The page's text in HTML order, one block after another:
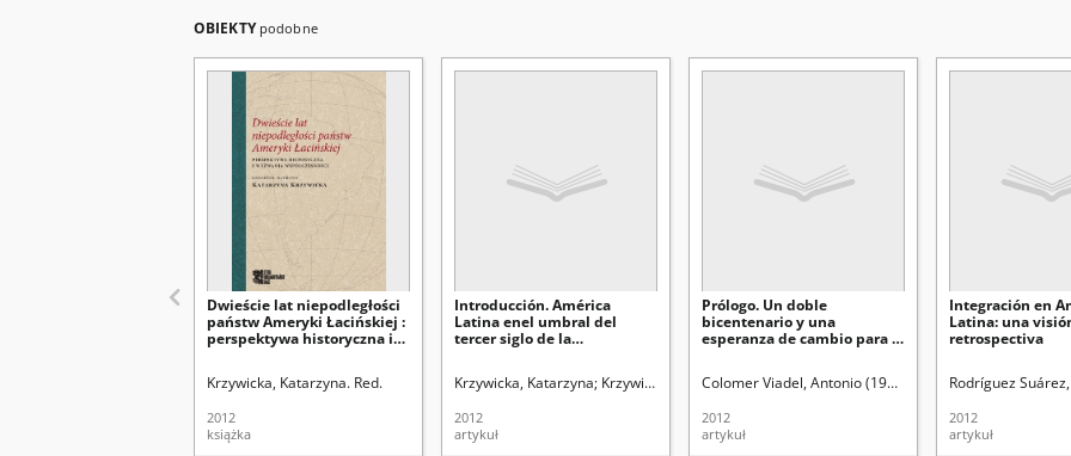
OBIEKTY podobne
Dwieście lat niepodległości
państw Ameryki Łacińskiej :
perspektywa historyczna i
Krzywicka, Katarzyna. Red.
2012
książka
Introducción. América
Latina enel umbral del
tercer siglo de la
Krzywicka, Katarzyna Krzywicka, Katarzyna. Red.
2012
artykuł
Prólogo. Un doble
bicentenario y una
esperanza de cambio para la
Colomer Viadel, Antonio (1942- ) Krzywicka, Katarzyna.
2012
artykuł
Integración en
Latina: una
retrospectiva
Rodríguez Suárez,
2012
artykuł